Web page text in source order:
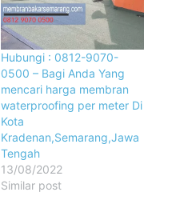
Hubungi : 0812-9070-
0500 – Bagi Anda Yang
mencari harga membran
waterproofing per meter Di
Kota
Kradenan,Semarang,Jawa
Tengah
13/08/2022
Similar post